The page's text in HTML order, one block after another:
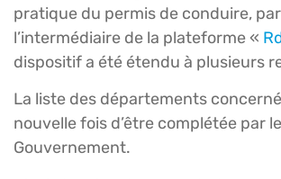
pratique du permis de conduire, par
l’intermédiaire de la plateforme «
dispositif a été étendu à plusieurs
La liste des départements
nouvelle fois d’être complétée par le
Gouvernement.